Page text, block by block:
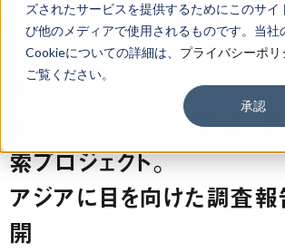
ズされたサービスを提供するためにこのサイ
び他のメディアで使用されるものです。当社
Cookieについての詳細は、 プライバシーポリ
ご覧ください。
承認
NEWS Projects, Topics 2023.12.12
パーソルキャリアの「
中の、
デザイナーのキャリアオー
索プロジェクト。
アジアに目を向けた調査
開